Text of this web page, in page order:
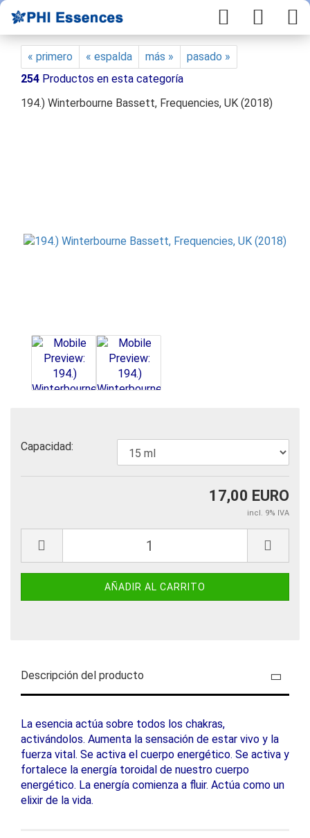
« primero « espalda más »
pasado »
254 Productos en esta categoría
194.) Winterbourne Bassett, Frequencies, UK (2018)
Capacidad:
17,00 EURO
incl. 9% IVA
Descripción del producto
La esencia actúa sobre todos los chakras,
activándolos. Aumenta la sensación de estar vivo y la
fuerza vital. Se activa el cuerpo energético. Se activa y
fortalece la energía toroidal de nuestro cuerpo
energético. La energía comienza a fluir. Actúa como un
elixir de la vida.